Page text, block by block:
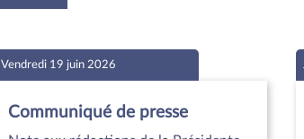
Vendredi 19 juin 2026
Communiqué de presse